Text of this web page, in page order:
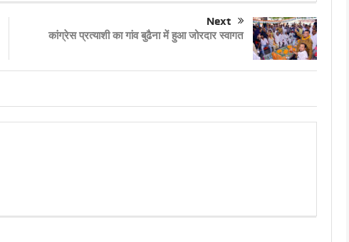
Next
कांग्रेस प्रत्याशी का गांव बुढैना में हुआ जोरदार स्वागत